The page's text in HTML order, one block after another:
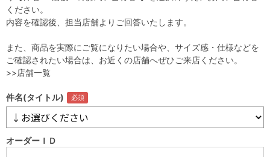
ください。
内容を確認後、担当店舗よりご回答いたします。
また、商品を実際にご覧になりたい場合や、サイズ感・仕様などを
ご確認されたい場合は、お近くの店舗へぜひご来店ください。
>>店舗一覧
件名(タイトル)
オーダーＩＤ